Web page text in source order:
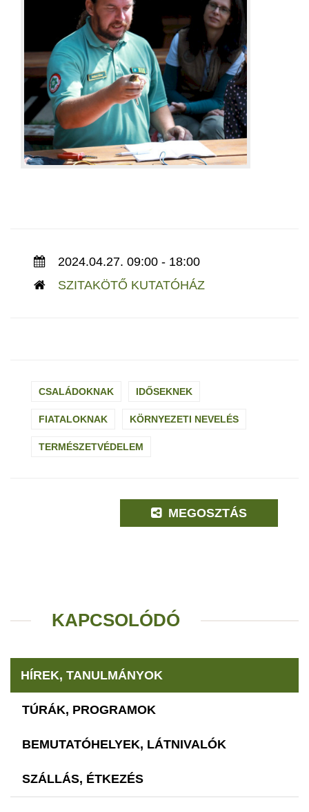
2024.04.27. 09:00 - 18:00
SZITAKÖTŐ KUTATÓHÁZ
CSALÁDOKNAK IDŐSEKNEK
FIATALOKNAK KÖRNYEZETI NEVELÉS
TERMÉSZETVÉDELEM
MEGOSZTÁS
KAPCSOLÓDÓ
HÍREK, TANULMÁNYOK
TÚRÁK, PROGRAMOK
BEMUTATÓHELYEK, LÁTNIVALÓK
SZÁLLÁS, ÉTKEZÉS